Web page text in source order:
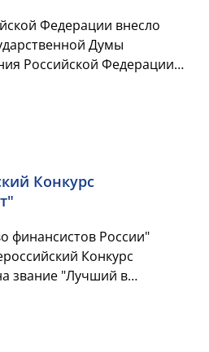
Федерации внесло
Думы
Российской Федерации
Конкурс
финансистов России"
Конкурс
звание "Лучший в